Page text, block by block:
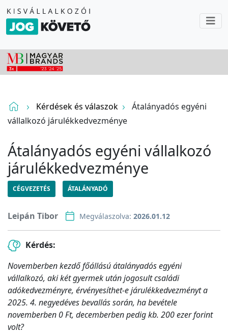
Kérdések és válaszok
Átalányadós egyéni
vállalkozó járulékkedvezménye
Átalányadós egyéni vállalkozó
járulékkedvezménye
CÉGVEZETÉS ÁTALÁNYADÓ
Leipán Tibor Megválaszolva: 2026.01.12
Kérdés:
Novemberben kezdő főállású átalányadós egyéni
vállalkozó, aki két gyermek után jogosult családi
adókedvezményre, érvényesíthet-e járulékkedvezményt a
2025. 4. negyedéves bevallás során, ha bevétele
novemberben 0 Ft, decemberben pedig kb. 200 ezer forint
volt?